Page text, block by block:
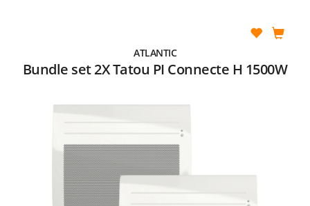
ATLANTIC
Bundle set 2X Tatou PI Connecte H 1500W